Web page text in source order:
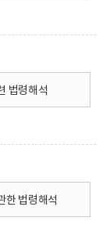
법령해석
한 법령해석